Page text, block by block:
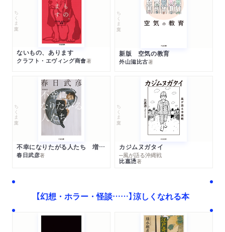
ちくま文庫
ないもの、あります
クラフト・エヴィング商會著
ちくま文庫
新版 空気の教育
外山滋比古著
ちくま文庫
不幸になりたがる人たち 増補新版
春日武彦著
ちくま文庫
カジムヌガタイ
─風が語る沖縄戦
比嘉慂著
【幻想・ホラー・怪談……】涼しくなれる本